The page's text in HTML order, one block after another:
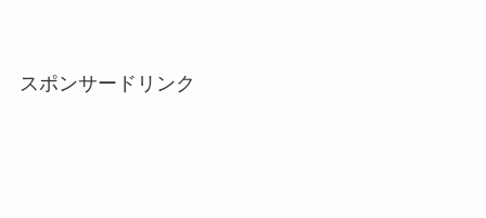
スポンサードリンク